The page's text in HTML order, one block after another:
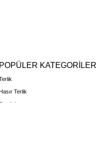
POPÜLER KATEGORİLER
Terlik
Sandalet